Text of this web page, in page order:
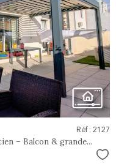
– Balcon & grande...
Réf : 2127